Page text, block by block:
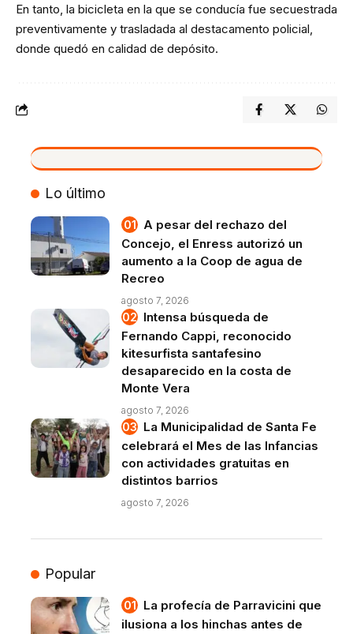
En tanto, la bicicleta en la que se conducía fue secuestrada
preventivamente y trasladada al destacamento policial,
donde quedó en calidad de depósito.
VIVO
Lo último
A pesar del rechazo del
Concejo, el Enress autorizó un
aumento a la Coop de agua de
Recreo
agosto 7, 2026
Intensa búsqueda de
Fernando Cappi, reconocido
kitesurfista santafesino
desaparecido en la costa de
Monte Vera
agosto 7, 2026
La Municipalidad de Santa Fe
celebrará el Mes de las Infancias
con actividades gratuitas en
distintos barrios
agosto 7, 2026
Popular
La profecía de Parravicini que
ilusiona a los hinchas antes de